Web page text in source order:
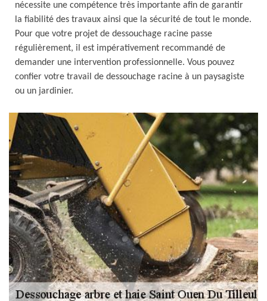
nécessite une compétence très importante afin de garantir
la fiabilité des travaux ainsi que la sécurité de tout le monde.
Pour que votre projet de dessouchage racine passe
régulièrement, il est impérativement recommandé de
demander une intervention professionnelle. Vous pouvez
confier votre travail de dessouchage racine à un paysagiste
ou un jardinier.